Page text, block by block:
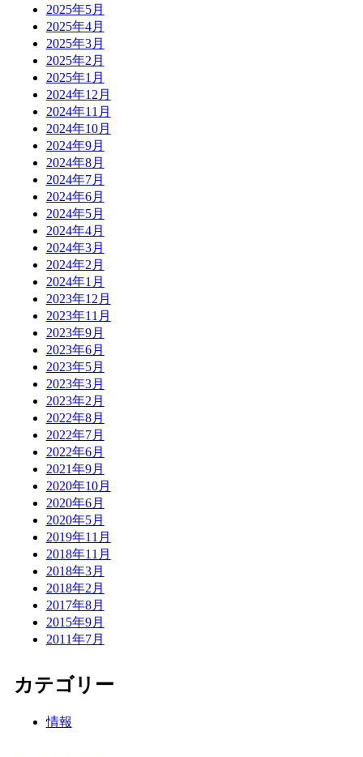
2025年5月
2025年4月
2025年3月
2025年2月
2025年1月
2024年12月
2024年11月
2024年10月
2024年9月
2024年8月
2024年7月
2024年6月
2024年5月
2024年4月
2024年3月
2024年2月
2024年1月
2023年12月
2023年11月
2023年9月
2023年6月
2023年5月
2023年3月
2023年2月
2022年8月
2022年7月
2022年6月
2021年9月
2020年10月
2020年6月
2020年5月
2019年11月
2018年11月
2018年3月
2018年2月
2017年8月
2015年9月
2011年7月
カテゴリー
情報